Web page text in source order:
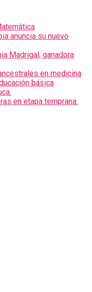
anuncia su nuevo
Madrigal, ganadora
en medicina
básica
en etapa temprana.